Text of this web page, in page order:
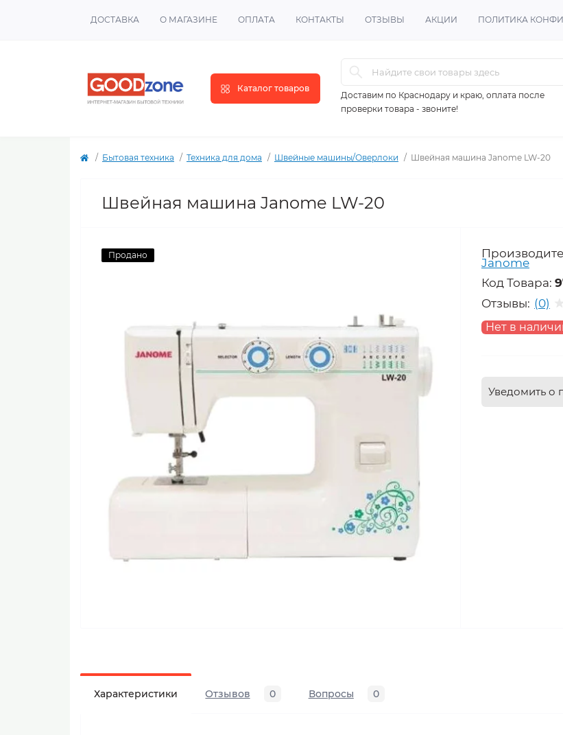
ДОСТАВКА О МАГАЗИНЕ ОПЛАТА КОНТАКТЫ ОТЗЫВЫ АКЦИИ ПОЛИТИКА
Каталог товаров
Доставим по Краснодару и краю, оплата после
проверки товара - звоните!
Бытовая техника Техника для дома Швейные машины/Оверлоки Швейная машина Janome LW-20
Швейная машина Janome LW-20
Продано
Janome
Код Товара:
Отзывы: (0)
Нет в
Уведомить о
Характеристики Отзывов 0 Вопросы 0